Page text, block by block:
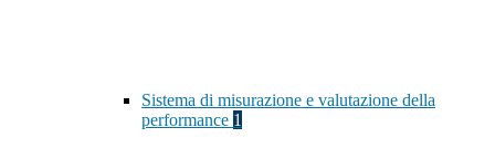
Sistema di misurazione e valutazione della
performance 1